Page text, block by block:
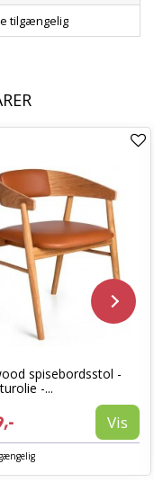
tilgængelig
spisebordsstol -
-...
Vis